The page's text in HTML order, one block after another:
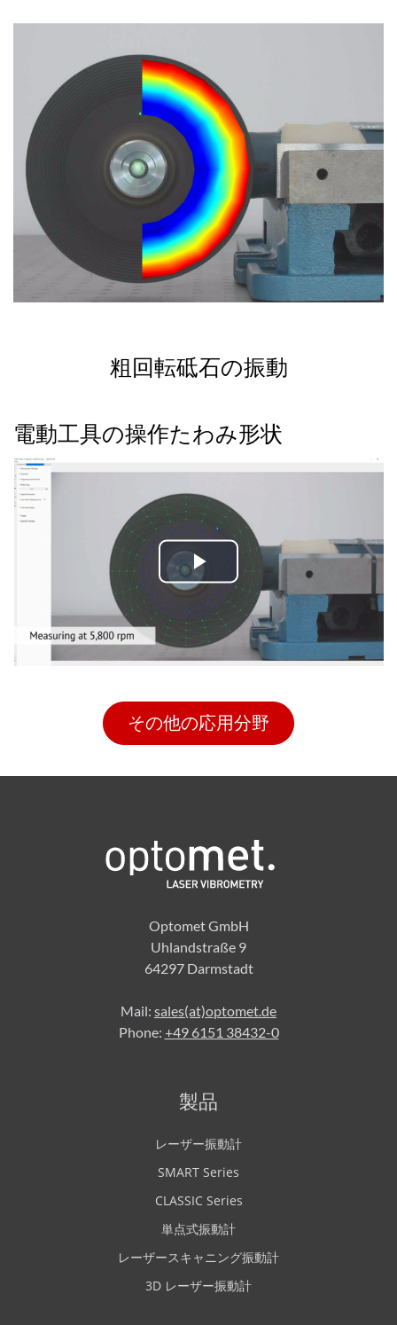
粗回転砥石の振動
電動工具の操作たわみ形状
Play
Video
その他の応用分野
Optomet GmbH
Uhlandstraße 9
64297 Darmstadt
Mail: sales(at)optomet.de
Phone: +49 6151 38432-0
製品
レーザー振動計
SMART Series
CLASSIC Series
単点式振動計
レーザースキャニング振動計
3D レーザー振動計